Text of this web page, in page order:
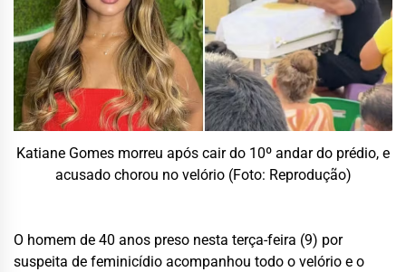
Katiane Gomes morreu após cair do 10º andar do prédio, e
acusado chorou no velório (Foto: Reprodução)
O homem de 40 anos preso nesta terça-feira (9) por
suspeita de feminicídio acompanhou todo o velório e o